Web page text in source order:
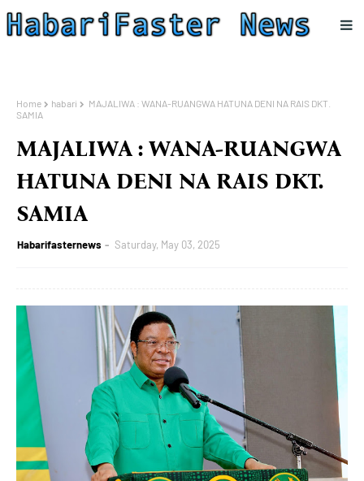
Home habari
MAJALIWA : WANA-RUANGWA HATUNA DENI NA RAIS DKT.
SAMIA
MAJALIWA : WANA-RUANGWA
HATUNA DENI NA RAIS DKT.
SAMIA
Habarifasternews Saturday, May 03, 2025